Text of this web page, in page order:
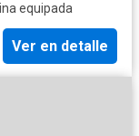
equipada
Ver en detalle